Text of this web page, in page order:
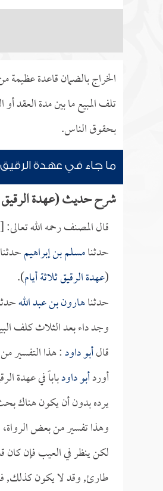
الخراج بالضمان قاعدة عظيمة
تلف المبيع ما بين مدة
بحقوق الناس.
ما جاء في عهدة الرقيق
شرح حديث (عهدة الرقيق
قال المصنف رحمه الله
حدثنامسلم بن إبراهيم
(عهدة الرقيق ثلاثة أيام).
حدثناهارون بن عبد الله
وجد داء بعد الثلاث كلف
قالأبو داود: هذا التفسير
أوردأبو داودباباً في عهدة
يرده بدون أن يكون هناك
وهذا تفسير من بعض
لكن ينظر في العيب فإن كان
طارئ, وقد لا يكون كذلك,